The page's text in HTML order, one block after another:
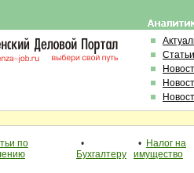
по
•
Бухгалтеру
• Налог на
имущество